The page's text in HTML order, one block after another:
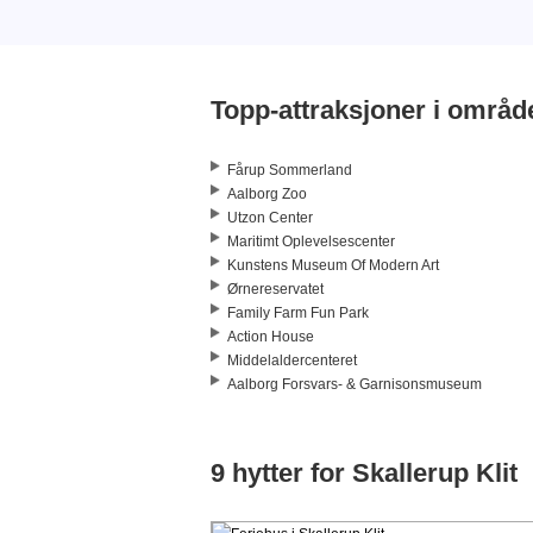
Topp-attraksjoner i
Fårup Sommerland
Aalborg Zoo
Utzon Center
Maritimt Oplevelsescenter
Kunstens Museum Of Modern Art
Ørnereservatet
Family Farm Fun Park
Action House
Middelaldercenteret
Aalborg Forsvars- & Garnisonsmuseum
9 hytter for Skallerup Klit